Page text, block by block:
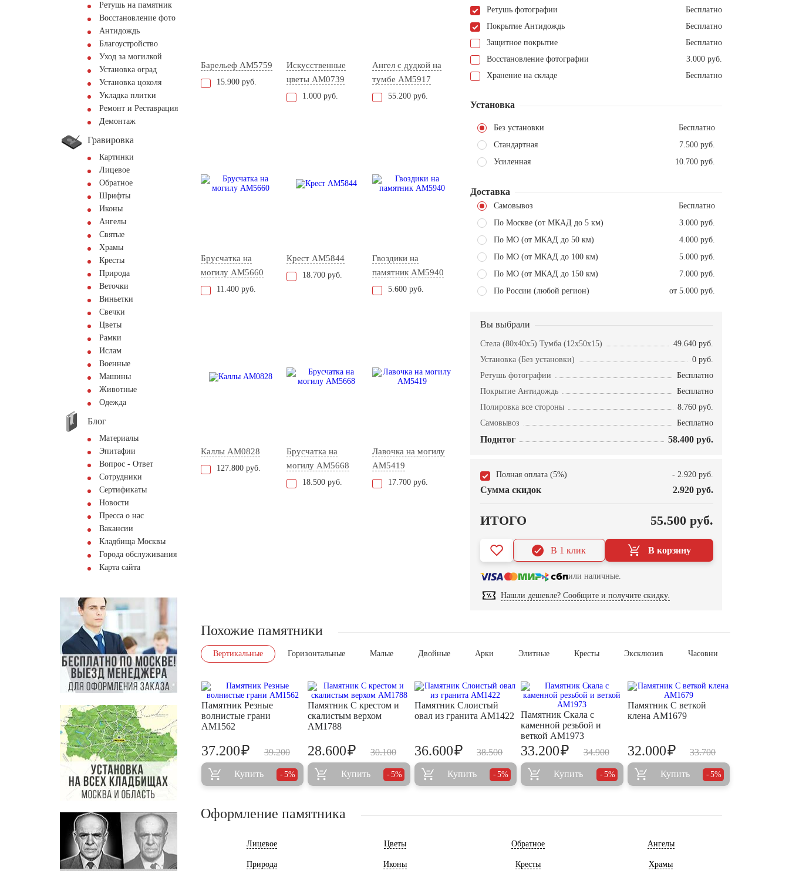
Ретушь на памятник
Восстановление фото
Антидождь
Благоустройство
Уход за могилкой
Установка оград
Установка цоколя
Укладка плитки
Ремонт и Реставрация
Демонтаж
Гравировка
Картинки
Лицевое
Обратное
Шрифты
Иконы
Ангелы
Святые
Храмы
Кресты
Природа
Веточки
Виньетки
Свечки
Цветы
Рамки
Ислам
Военные
Машины
Животные
Одежда
Блог
Материалы
Эпитафии
Вопрос - Ответ
Сотрудники
Сертификаты
Новости
Пресса о нас
Вакансии
Кладбища Москвы
Города обслуживания
Карта сайта
Барельеф AM5759
15.900 руб.
Искусственные
цветы AM0739
1.000 руб.
Ангел с дудкой на
тумбе AM5917
55.200 руб.
Брусчатка на
могилу AM5660
11.400 руб.
Крест AM5844
18.700 руб.
Гвоздики на
памятник AM5940
5.600 руб.
Каллы AM0828
127.800 руб.
Брусчатка на
могилу AM5668
18.500 руб.
Лавочка на могилу
AM5419
17.700 руб.
Ретушь фотографии
Бесплатно
Покрытие Антидождь
Бесплатно
Защитное покрытие
Бесплатно
Восстановление фотографии
3.000 руб.
Хранение на складе
Бесплатно
Установка
Без установки
Бесплатно
Стандартная
7.500 руб.
Усиленная
10.700 руб.
Доставка
Самовывоз
Бесплатно
По Москве (от МКАД до 5 км)
3.000 руб.
По МО (от МКАД до 50 км)
4.000 руб.
По МО (от МКАД до 100 км)
5.000 руб.
По МО (от МКАД до 150 км)
7.000 руб.
По России (любой регион)
от 5.000 руб.
Вы выбрали
Стела (80x40x5) Тумба (12x50x15)
49.640 руб.
Установка (Без установки)
0 руб.
Ретушь фотографии
Бесплатно
Покрытие Антидождь
Бесплатно
Полировка все стороны
8.760 руб.
Самовывоз
Бесплатно
Подитог 58.400 руб.
Полная оплата (5%) - 2.920 руб.
Сумма скидок 2.920 руб.
ИТОГО 55.500 руб.
В корзину
В 1 клик
или наличные.
Нашли дешевле? Сообщите и получите скидку.
Похожие памятники
Вертикальные Горизонтальные Малые Двойные Арки Элитные Кресты Эксклюзив Часовни
Памятник Резные
волнистые грани
AM1562
39.200
37.200₽
Купить 5%
Памятник С крестом и
скалистым верхом
AM1788
30.100
28.600₽
Купить 5%
Памятник Слоистый
овал из гранита AM1422
38.500
36.600₽
Купить 5%
Памятник Скала с
каменной резьбой и
веткой AM1973
34.900
33.200₽
Купить 5%
Памятник С веткой
клена AM1679
33.700
32.000₽
Купить 5%
Оформление памятника
Лицевое Цветы Обратное Ангелы
Природа Иконы Кресты Храмы